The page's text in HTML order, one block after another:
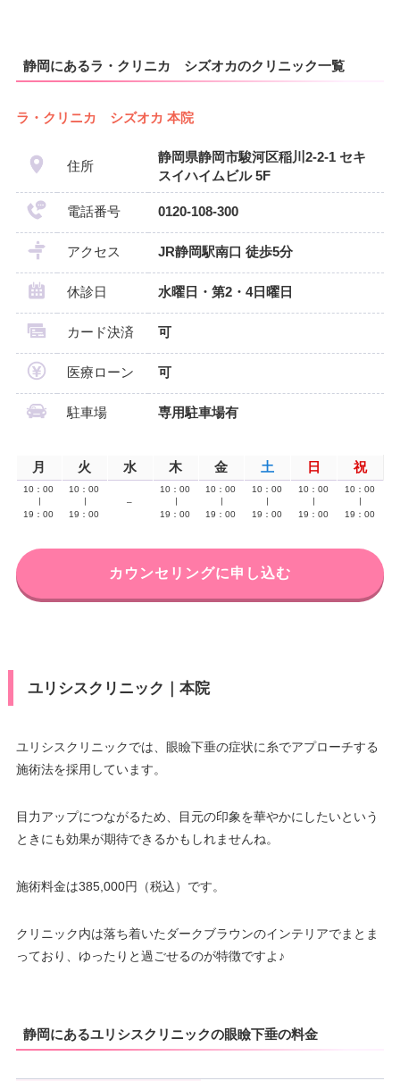
静岡にあるラ・クリニカ シズオカのクリニック一覧
ラ・クリニカ シズオカ 本院
住所
静岡県静岡市駿河区稲川2-2-1 セキ
スイハイムビル 5F
電話番号 0120-108-300
アクセス JR静岡駅南口 徒歩5分
休診日 水曜日・第2・4日曜日
カード決済 可
医療ローン 可
駐車場 専用駐車場有
月 火 水 木 金 土 日 祝
10：00
19：00
10：00
19：00
–
10：00
19：00
10：00
19：00
10：00
19：00
10：00
19：00
10：00
19：00
カウンセリングに申し込む
ユリシスクリニック｜本院
ユリシスクリニックでは、眼瞼下垂の症状に糸でアプローチする
施術法を採用しています。
目力アップにつながるため、目元の印象を華やかにしたいという
ときにも効果が期待できるかもしれませんね。
施術料金は385,000円（税込）です。
クリニック内は落ち着いたダークブラウンのインテリアでまとま
っており、ゆったりと過ごせるのが特徴ですよ♪
静岡にあるユリシスクリニックの眼瞼下垂の料金